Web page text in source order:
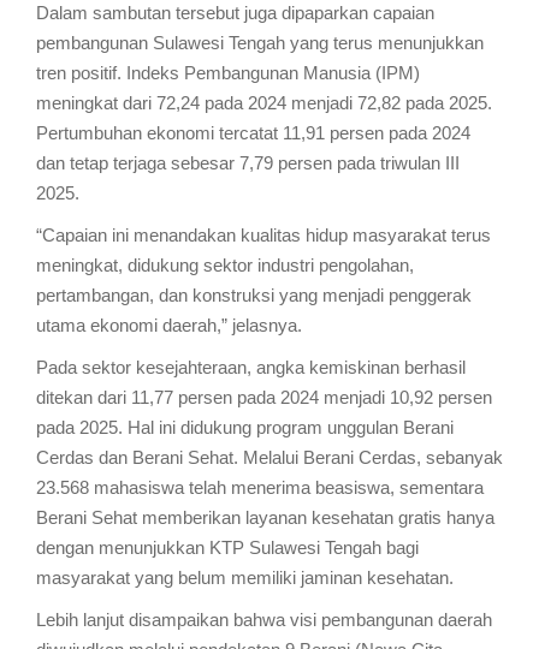
Dalam sambutan tersebut juga dipaparkan capaian
pembangunan Sulawesi Tengah yang terus menunjukkan
tren positif. Indeks Pembangunan Manusia (IPM)
meningkat dari 72,24 pada 2024 menjadi 72,82 pada 2025.
Pertumbuhan ekonomi tercatat 11,91 persen pada 2024
dan tetap terjaga sebesar 7,79 persen pada triwulan III
2025.
“Capaian ini menandakan kualitas hidup masyarakat terus
meningkat, didukung sektor industri pengolahan,
pertambangan, dan konstruksi yang menjadi penggerak
utama ekonomi daerah,” jelasnya.
Pada sektor kesejahteraan, angka kemiskinan berhasil
ditekan dari 11,77 persen pada 2024 menjadi 10,92 persen
pada 2025. Hal ini didukung program unggulan Berani
Cerdas dan Berani Sehat. Melalui Berani Cerdas, sebanyak
23.568 mahasiswa telah menerima beasiswa, sementara
Berani Sehat memberikan layanan kesehatan gratis hanya
dengan menunjukkan KTP Sulawesi Tengah bagi
masyarakat yang belum memiliki jaminan kesehatan.
Lebih lanjut disampaikan bahwa visi pembangunan daerah